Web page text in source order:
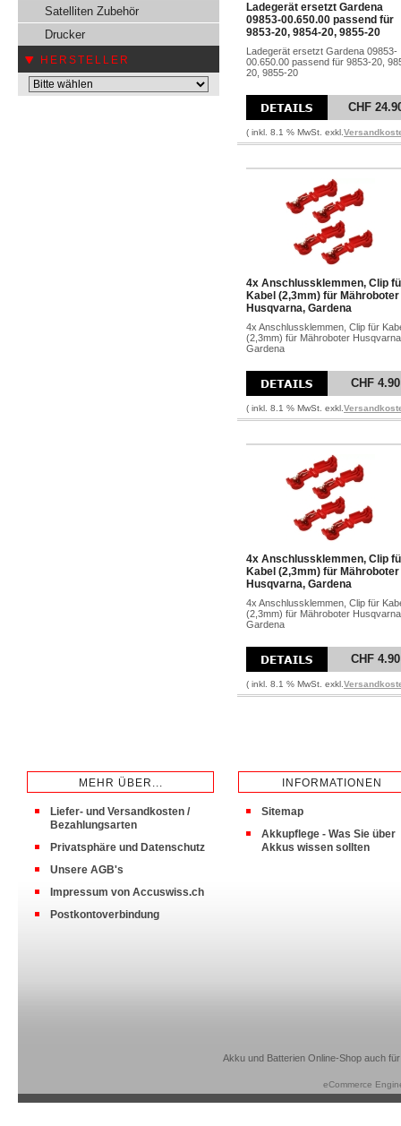
Satelliten Zubehör
Drucker
HERSTELLER
Ladegerät ersetzt Gardena
09853-00.650.00 passend für
9853-20, 9854-20, 9855-20
Ladegerät ersetzt Gardena 09853-
00.650.00 passend für 9853-20,
20, 9855-20
CHF
( inkl. 8.1 % MwSt. exkl.
4x Anschlussklemmen, Clip
Kabel (2,3mm) für Mähroboter
Husqvarna, Gardena
4x Anschlussklemmen, Clip für
(2,3mm) für Mähroboter
Gardena
CHF 4.90
( inkl. 8.1 % MwSt. exkl.
4x Anschlussklemmen, Clip
Kabel (2,3mm) für Mähroboter
Husqvarna, Gardena
4x Anschlussklemmen, Clip für
(2,3mm) für Mähroboter
Gardena
CHF 4.90
( inkl. 8.1 % MwSt. exkl.
MEHR ÜBER...
Liefer- und Versandkosten /
Bezahlungsarten
Privatsphäre und Datenschutz
Unsere AGB's
Impressum von Accuswiss.ch
Postkontoverbindung
INFORMATIONEN
Sitemap
Akkupflege - Was Sie über
Akkus wissen sollten
Akku und Batterien Online-Shop auch
eCommerce